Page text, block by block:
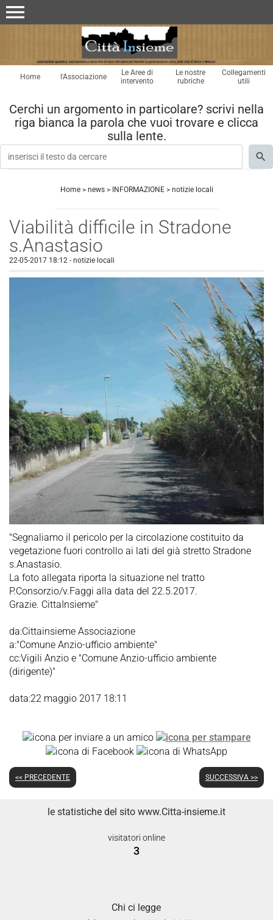
menu
Home l'Associazione
Le Aree di
intervento
Le nostre
rubriche
Collegamenti
utili
Cerchi un argomento in particolare? scrivi nella
riga bianca la parola che vuoi trovare e clicca
sulla lente.
Home> news> INFORMAZIONE> notizie locali
Viabilità difficile in Stradone
s.Anastasio
22-05-2017 18:12 - notizie locali
"Segnaliamo il pericolo per la circolazione costituito da
vegetazione fuori controllo ai lati del già stretto Stradone
s.Anastasio.
La foto allegata riporta la situazione nel tratto
P.Consorzio/v.Faggi alla data del 22.5.2017.
Grazie. CittaInsieme"
da:Cittainsieme Associazione
a:"Comune Anzio-ufficio ambiente"
cc:Vigili Anzio e "Comune Anzio-ufficio ambiente
(dirigente)"
data:22 maggio 2017 18:11
<< PRECEDENTE SUCCESSIVA >>
le statistiche del sito www.Citta-insieme.it
visitatori online
3
Chi ci legge